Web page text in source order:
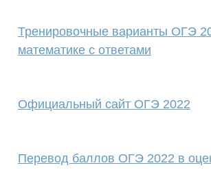
Тренировочные варианты ОГЭ
математике с ответами
Официальный сайт ОГЭ 2022
Перевод баллов ОГЭ 2022 в